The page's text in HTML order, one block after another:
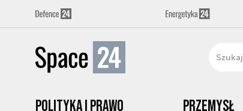
Polityka i prawo Przemysł